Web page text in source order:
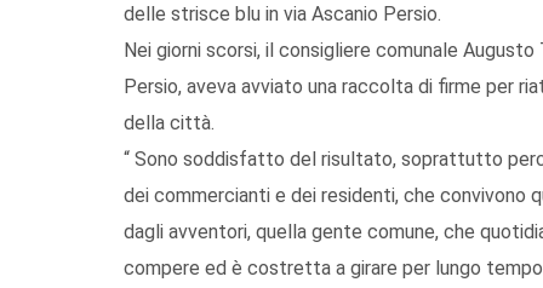
delle strisce blu in via Ascanio Persio.
Nei giorni scorsi, il consigliere comunale
Persio, aveva avviato una raccolta di firme per
della città.
“ Sono soddisfatto del risultato, soprattutto
dei commercianti e dei residenti, che convivono
dagli avventori, quella gente comune, che
compere ed è costretta a girare per lungo